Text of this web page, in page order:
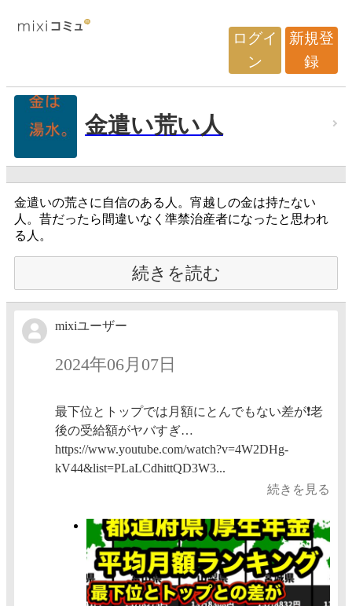
ログイ
ン
新規登
録
金遣い荒い人
金遣いの荒さに自信のある人。宵越しの金は持たない
人。昔だったら間違いなく準禁治産者になったと思われ
る人。
続きを読む
mixiユーザー
2024年06月07日
最下位とトップでは月額にとんでもない差が❗️老
後の受給額がヤバすぎ…
https://www.youtube.com/watch?v=4W2DHg-
kV44&list=PLaLCdhittQD3W3...
続きを見る